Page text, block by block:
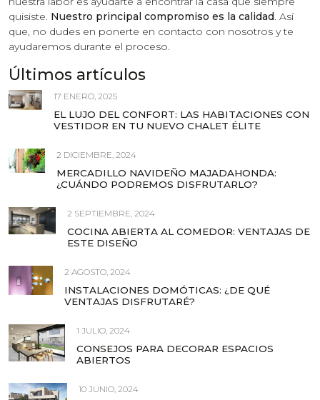
quisiste. Nuestro principal compromiso es la calidad. Así
que, no dudes en ponerte en contacto con nosotros y te
ayudaremos durante el proceso.
Últimos artículos
17 ENERO, 2025
EL LUJO DEL CONFORT: LAS HABITACIONES CON
VESTIDOR EN TU NUEVO CHALET ÉLITE
2 DICIEMBRE, 2024
MERCADILLO NAVIDEÑO MAJADAHONDA:
¿CUÁNDO PODREMOS DISFRUTARLO?
2 SEPTIEMBRE, 2024
COCINA ABIERTA AL COMEDOR: VENTAJAS DE
ESTE DISEÑO
2 AGOSTO, 2024
INSTALACIONES DOMÓTICAS: ¿DE QUÉ
VENTAJAS DISFRUTARÉ?
1 JULIO, 2024
CONSEJOS PARA DECORAR ESPACIOS
ABIERTOS
10 JUNIO, 2024